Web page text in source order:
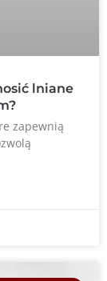
lniane
zapewnią